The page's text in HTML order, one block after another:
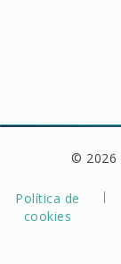
© 2026
Política de
cookies